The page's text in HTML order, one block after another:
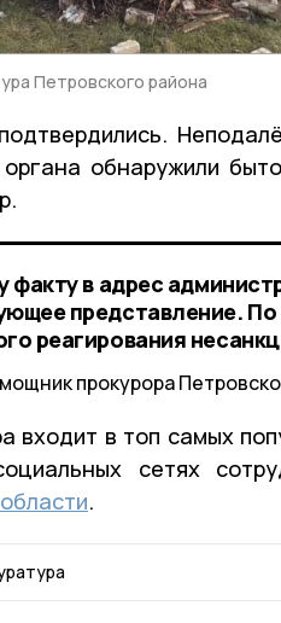
Петровского района
обнаружили
факту в адрес
представление.
реагирования
прокурора
входит в топ самых
сетях
.